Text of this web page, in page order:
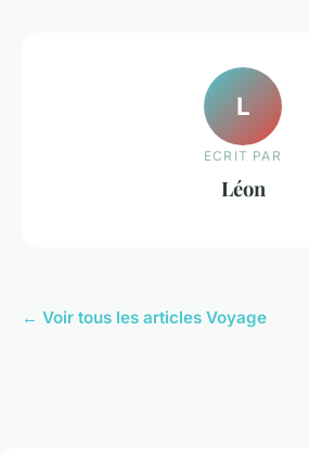
L
ECRIT PAR
Léon
← Voir tous les articles Voyage